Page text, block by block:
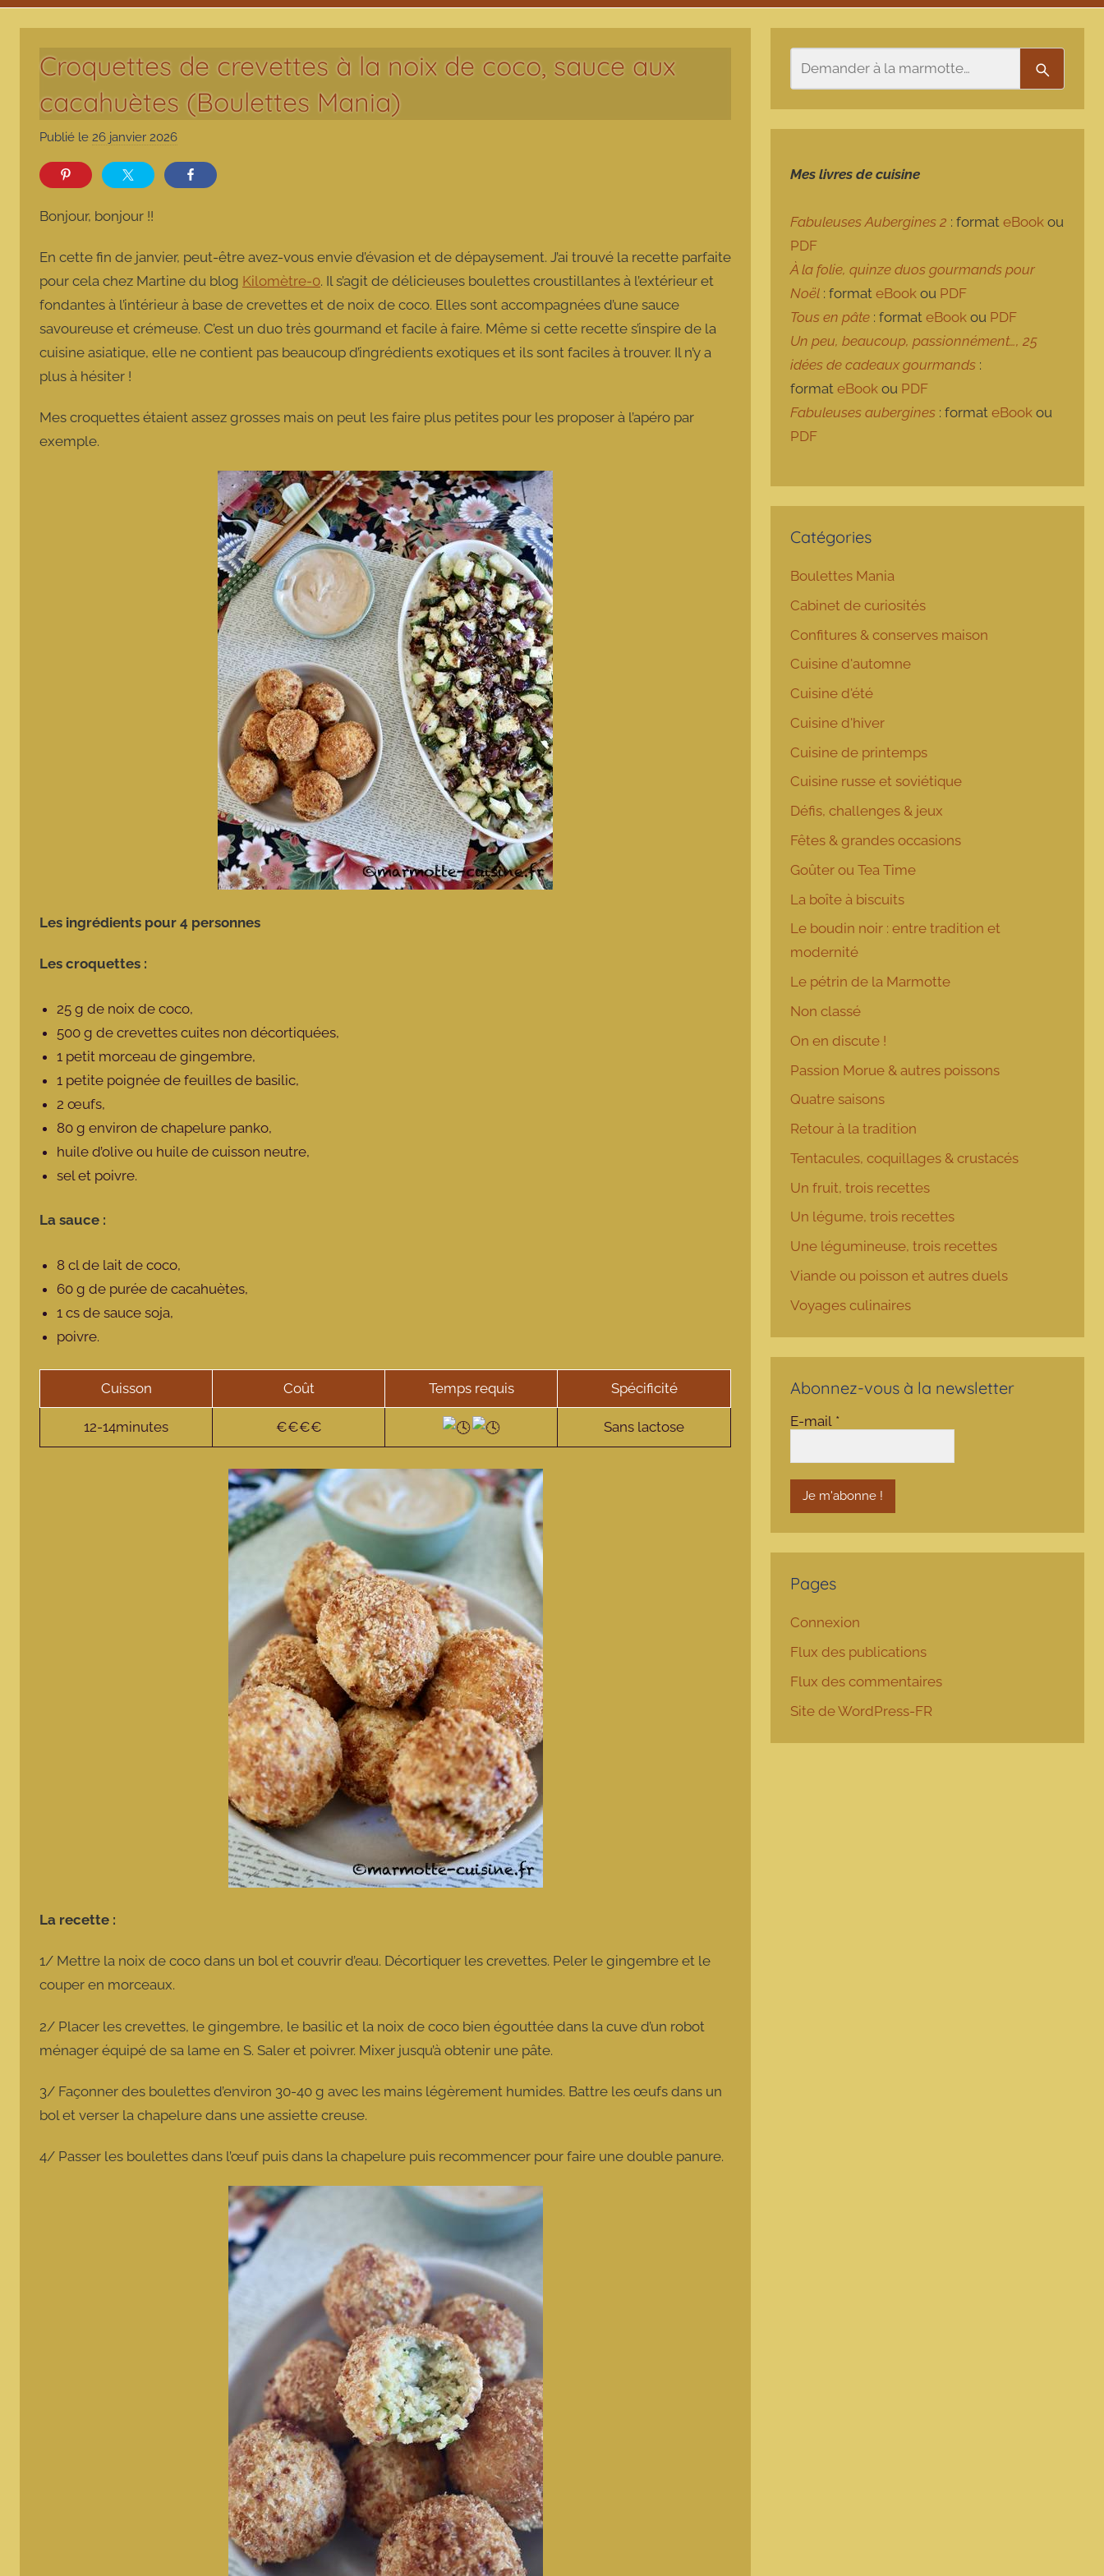
Croquettes de crevettes à la noix de coco, sauce aux
cacahuètes (Boulettes Mania)
Publié le 26 janvier 2026
m
o
t
t
e
Bonjour, bonjour !!
En cette fin de janvier, peut-être avez-vous envie d’évasion et de dépaysement. J’ai trouvé la recette parfaite
pour cela chez Martine du blog Kilomètre-0. Il s’agit de délicieuses boulettes croustillantes à l’extérieur et
fondantes à l’intérieur à base de crevettes et de noix de coco. Elles sont accompagnées d’une sauce
savoureuse et crémeuse. C’est un duo très gourmand et facile à faire. Même si cette recette s’inspire de la
cuisine asiatique, elle ne contient pas beaucoup d’ingrédients exotiques et ils sont faciles à trouver. Il n’y a
plus à hésiter !
Mes croquettes étaient assez grosses mais on peut les faire plus petites pour les proposer à l’apéro par
exemple.
Les ingrédients pour 4 personnes
Les croquettes :
25 g de noix de coco,
500 g de crevettes cuites non décortiquées,
1 petit morceau de gingembre,
1 petite poignée de feuilles de basilic,
2 œufs,
80 g environ de chapelure panko,
huile d’olive ou huile de cuisson neutre,
sel et poivre.
La sauce :
8 cl de lait de coco,
60 g de purée de cacahuètes,
1 cs de sauce soja,
poivre.
Cuisson Coût Temps requis Spécificité
12-14minutes €€€€ Sans lactose
La recette :
1/ Mettre la noix de coco dans un bol et couvrir d’eau. Décortiquer les crevettes. Peler le gingembre et le
couper en morceaux.
2/ Placer les crevettes, le gingembre, le basilic et la noix de coco bien égouttée dans la cuve d’un robot
ménager équipé de sa lame en S. Saler et poivrer. Mixer jusqu’à obtenir une pâte.
3/ Façonner des boulettes d’environ 30-40 g avec les mains légèrement humides. Battre les œufs dans un
bol et verser la chapelure dans une assiette creuse.
4/ Passer les boulettes dans l’œuf puis dans la chapelure puis recommencer pour faire une double panure.
Mes livres de cuisine
Fabuleuses Aubergines 2 : formateBook ou
PDF
À la folie, quinze duos gourmands pour
Noël : formateBook ou PDF
Tous en pâte : formateBook ou PDF
Un peu, beaucoup, passionnément…, 25
idées de cadeaux gourmands :
formateBook ou PDF
Fabuleuses aubergines : formateBook ou
PDF
Catégories
Boulettes Mania
Cabinet de curiosités
Confitures & conserves maison
Cuisine d'automne
Cuisine d'été
Cuisine d'hiver
Cuisine de printemps
Cuisine russe et soviétique
Défis, challenges & jeux
Fêtes & grandes occasions
Goûter ou Tea Time
La boîte à biscuits
Le boudin noir : entre tradition et
modernité
Le pétrin de la Marmotte
Non classé
On en discute !
Passion Morue & autres poissons
Quatre saisons
Retour à la tradition
Tentacules, coquillages & crustacés
Un fruit, trois recettes
Un légume, trois recettes
Une légumineuse, trois recettes
Viande ou poisson et autres duels
Voyages culinaires
Abonnez-vous à la newsletter
E-mail *
Pages
Connexion
Flux des publications
Flux des commentaires
Site de WordPress-FR